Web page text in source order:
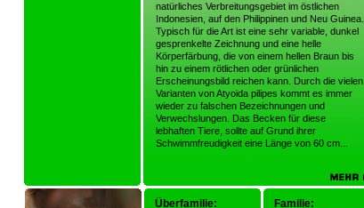
natürliches Verbreitungsgebiet im östlichen
Indonesien, auf den Philippinen und Neu Guinea.
Typisch für die Art ist eine sehr variable, dunkel
gesprenkelte Zeichnung und eine helle
Körperfärbung, die von einem hellen Braun bis
hin zu einem rötlichen oder grünlichen
Erscheinungsbild reichen kann. Durch die vielen
Varianten von Atyoida pilipes kommt es immer
wieder zu falschen Bezeichnungen und
Verwechslungen. Das Becken für diese
lebhaften Tiere, sollte auf Grund ihrer
Schwimmfreudigkeit eine Länge von 60 cm...
Überfamilie: Familie: